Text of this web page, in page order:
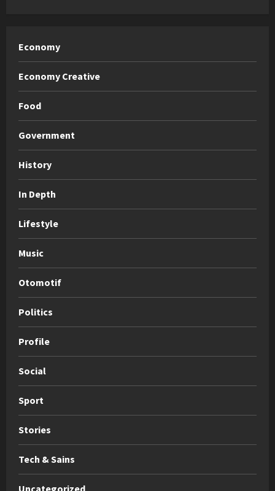
Economy
Economy Creative
Food
Government
History
In Depth
Lifestyle
Music
Otomotif
Politics
Profile
Social
Sport
Stories
Tech & Sains
Uncategorized